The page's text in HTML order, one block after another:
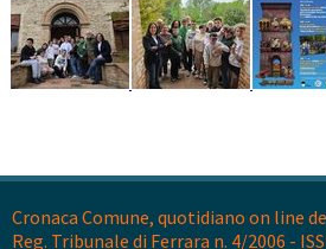
Cronaca Comune, quotidiano on line
Reg. Tribunale di Ferrara n. 4/2006 -